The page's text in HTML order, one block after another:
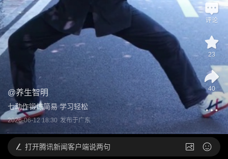
@养生智明
七动作锻炼简易 学习轻松
2026-06-12 18:30 发布于广东
评论
23
40
打开腾讯新闻客户端说两句